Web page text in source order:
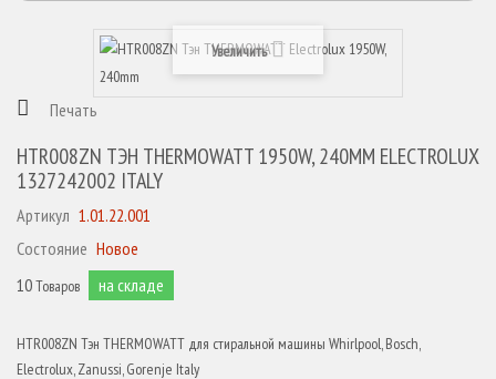
Увеличить
Печать
HTR008ZN ТЭН THERMOWATT 1950W, 240MM ELECTROLUX
1327242002 ITALY
Артикул 1.01.22.001
Состояние Новое
10Товаров на складе
HTR008ZN Тэн THERMOWATT для стиральной машины Whirlpool, Bosch,
Electrolux, Zanussi, Gorenje Italy